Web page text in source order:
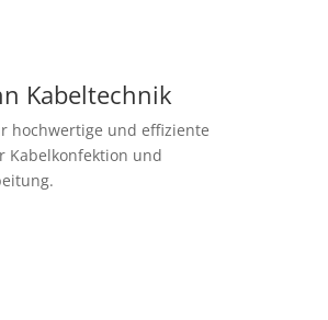
Kabeltechnik
hochwertige und effiziente
Kabelkonfektion und